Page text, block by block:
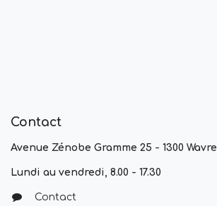
Contact
Avenue Zénobe Gramme 25 - 1300 Wavre
Lundi au vendredi, 8.00 - 17.30
Contact